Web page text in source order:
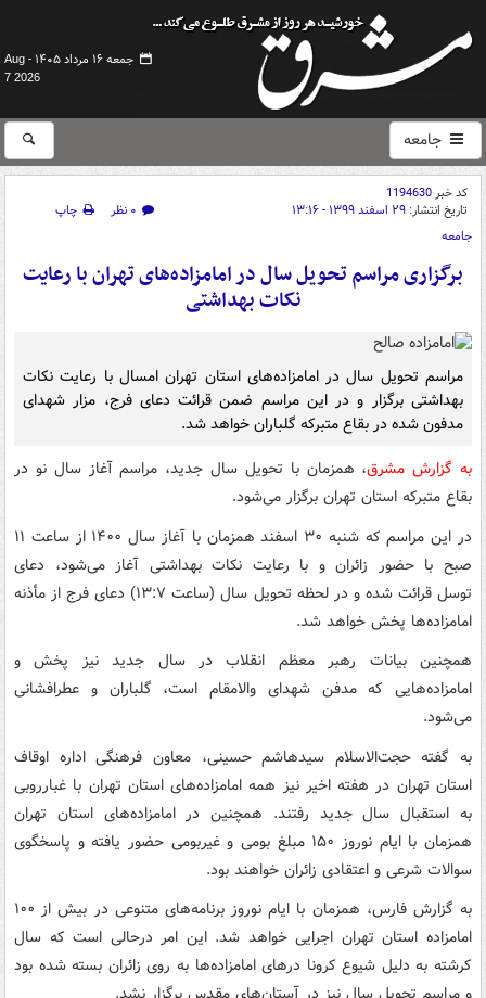
جمعه ۱۶ مرداد ۱۴۰۵ -
Aug
7 2026
جامعه
کد خبر1194630
تاریخ انتشار: ۲۹ اسفند ۱۳۹۹ - ۱۳:۱۶ ۰ نظر
چاپ
جامعه
برگزاری مراسم تحویل سال در امامزاده‌های تهران با رعایت
نکات بهداشتی
مراسم تحویل سال در امامزاده‌های استان تهران امسال با رعایت نکات
بهداشتی برگزار و در این مراسم ضمن قرائت دعای فرج، مزار شهدای
مدفون شده در بقاع متبرکه گلباران خواهد شد.
به گزارش مشرق، همزمان با تحویل سال جدید، مراسم آغاز سال نو در
بقاع متبرکه استان تهران برگزار می‌شود.
در این مراسم که شنبه ۳۰ اسفند همزمان با آغاز سال ۱۴۰۰ از ساعت ۱۱
صبح با حضور زائران و با رعایت نکات بهداشتی آغاز می‌شود، دعای
توسل قرائت شده و در لحظه تحویل سال (ساعت ۱۳:۷) دعای فرج از مأذنه
امامزاده‌ها پخش خواهد شد.
همچنین بیانات رهبر معظم انقلاب در سال جدید نیز پخش و
امامزاده‌هایی که مدفن شهدای والامقام است، گلباران و عطرافشانی
می‌شود.
به گفته حجت‌الاسلام سیدهاشم حسینی، معاون فرهنگی اداره اوقاف
استان تهران در هفته اخیر نیز همه امامزاده‌های استان تهران با غبارروبی
به استقبال سال جدید رفتند. همچنین در امامزاده‌های استان تهران
همزمان با ایام نوروز ۱۵۰ مبلغ بومی و غیربومی حضور یافته و پاسخگوی
سوالات شرعی و اعتقادی زائران خواهند بود.
به گزارش فارس، همزمان با ایام نوروز برنامه‌های متنوعی در بیش از ۱۰۰
امامزاده استان تهران اجرایی خواهد شد. این امر درحالی است که سال
کرشته به دلیل شیوع کرونا درهای امامزاده‌ها به روی زائران بسته شده بود